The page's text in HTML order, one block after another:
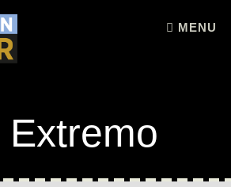
MENU
Extremo